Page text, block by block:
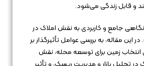
و قابل زندگی می‌شود.
نگاهی جامع و کاربردی به نقش املاک در
مقاله، به بررسی عوامل تأثیرگذار بر
انتخاب زمین برای توسعه محله، نقش